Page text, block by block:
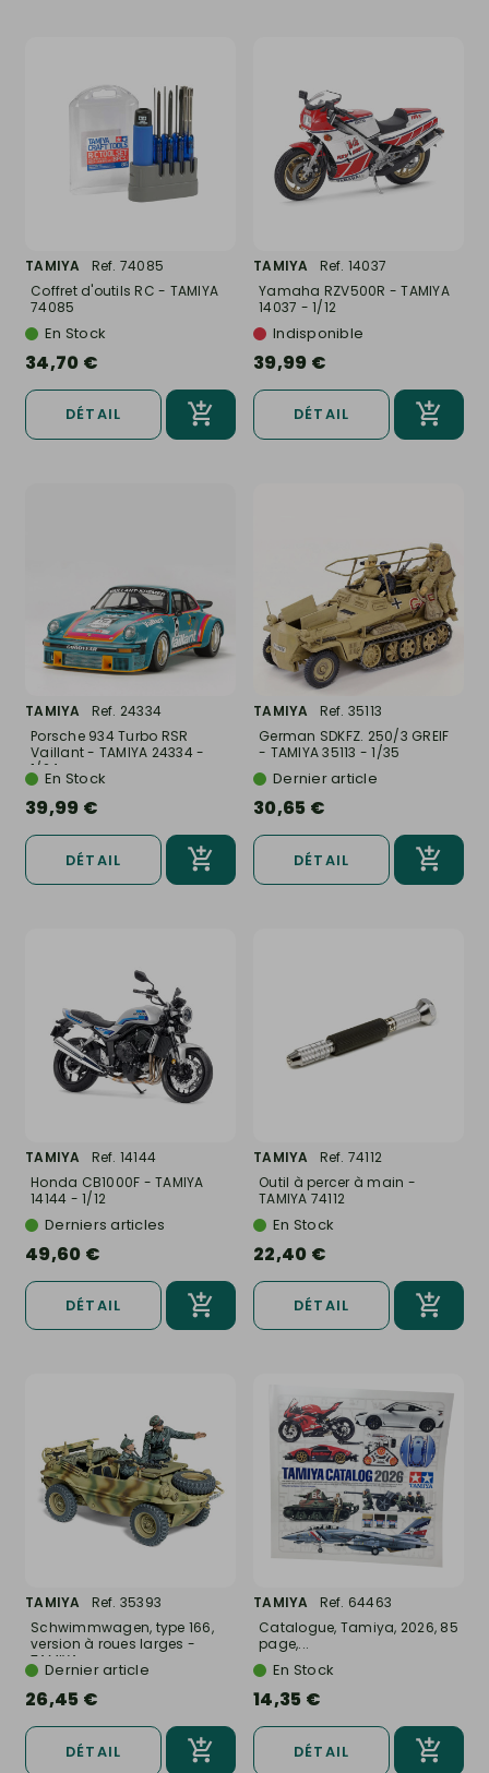
TAMIYA
Ref. 74085
Coffret d'outils RC - TAMIYA
74085
En Stock
34,70 €
DÉTAIL
TAMIYA
Ref. 14037
Yamaha RZV500R - TAMIYA
14037 - 1/12
Indisponible
39,99 €
DÉTAIL
TAMIYA
Ref. 24334
Porsche 934 Turbo RSR
Vaillant - TAMIYA 24334 -
1/24En Stock
39,99 €
DÉTAIL
TAMIYA
Ref. 35113
German SDKFZ. 250/3 GREIF
- TAMIYA 35113 - 1/35
Dernier article
30,65 €
DÉTAIL
TAMIYA
Ref. 14144
Honda CB1000F - TAMIYA
14144 - 1/12
Derniers articles
49,60 €
DÉTAIL
TAMIYA
Ref. 74112
Outil à percer à main -
TAMIYA 74112
En Stock
22,40 €
DÉTAIL
TAMIYA
Ref. 35393
Schwimmwagen, type 166,
version à roues larges -
TAMIYA...
Dernier article
26,45 €
DÉTAIL
TAMIYA
Ref. 64463
Catalogue, Tamiya, 2026, 85
page,...
En Stock
14,35 €
DÉTAIL